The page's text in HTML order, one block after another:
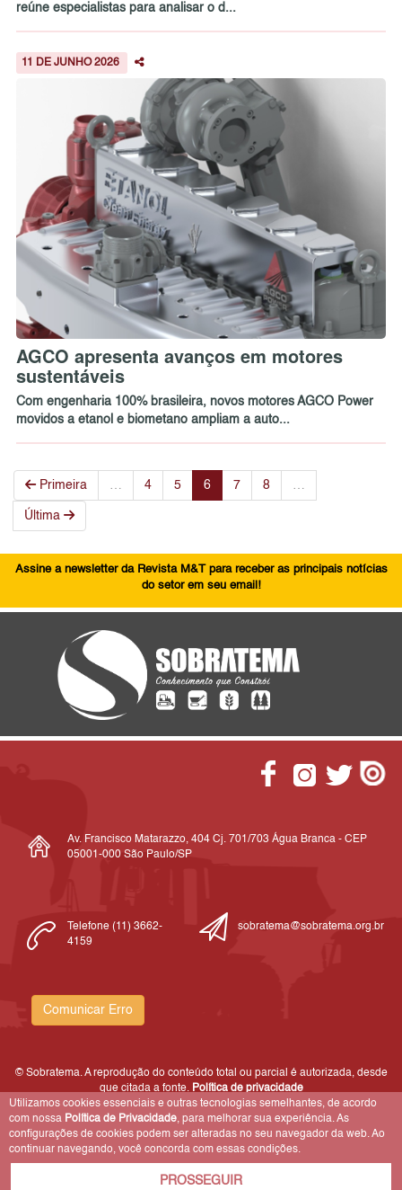
reúne especialistas para analisar o d...
11 DE JUNHO 2026
AGCO apresenta avanços em motores
sustentáveis
Com engenharia 100% brasileira, novos motores AGCO Power
movidos a etanol e biometano ampliam a auto...
Primeira 4 5 6 7 8
Última
Assine a newsletter da Revista M&T para receber as principais notícias
do setor em seu email!
Av. Francisco Matarazzo, 404 Cj. 701/703 Água Branca - CEP
05001-000 São Paulo/SP
Telefone (11) 3662-
4159
sobratema@sobratema.org.br
Comunicar Erro
© Sobratema. A reprodução do conteúdo total ou parcial é autorizada, desde
que citada a fonte. Política de privacidade
Utilizamos cookies essenciais e outras tecnologias semelhantes, de acordo
com nossa Política de Privacidade, para melhorar sua experiência. As
configurações de cookies podem ser alteradas no seu navegador da web. Ao
continuar navegando, você concorda com essas condições.
PROSSEGUIR